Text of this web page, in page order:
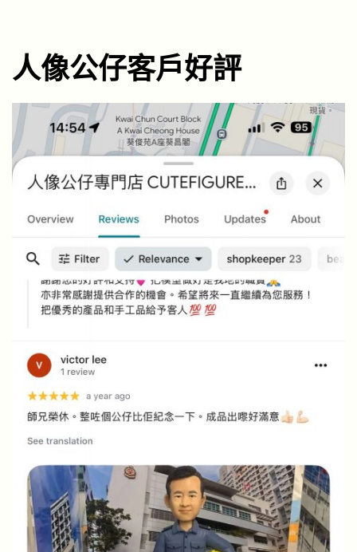
人像公仔客戶好評